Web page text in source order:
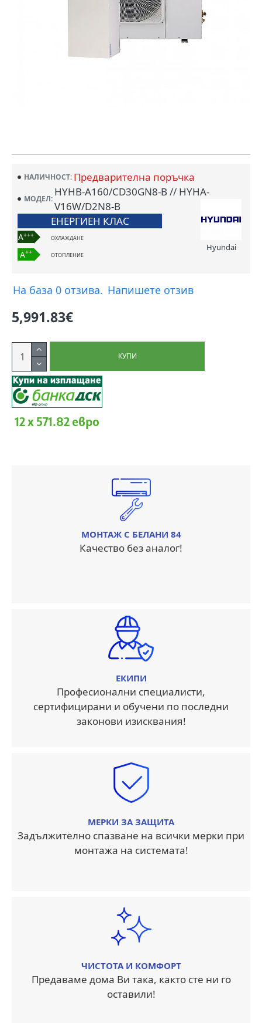
НАЛИЧНОСТ: Предварителна поръчка
МОДЕЛ:
HYHB-A160/CD30GN8-B // HYHA-
V16W/D2N8-B
ЕНЕРГИЕН КЛАС
A+++ ОХЛАЖДАНЕ
A++ ОТОПЛЕНИЕ
Hyundai
На база 0 отзива. Напишете отзив
5,991.83€
КУПИ
12 x 571.82 евро
МОНТАЖ С БЕЛАНИ 84
Качество без аналог!
ЕКИПИ
Професионални специалисти,
сертифицирани и обучени по последни
законови изисквания!
МЕРКИ ЗА ЗАЩИТА
Задължително спазване на всички мерки при
монтажа на системата!
ЧИСТОТА И КОМФОРТ
Предаваме дома Ви така, както сте ни го
оставили!